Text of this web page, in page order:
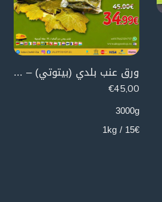
ورق عنب بلدي (بيتوتي) – 3 كغ (عرض)
€45,00
3000g
15€ / 1kg